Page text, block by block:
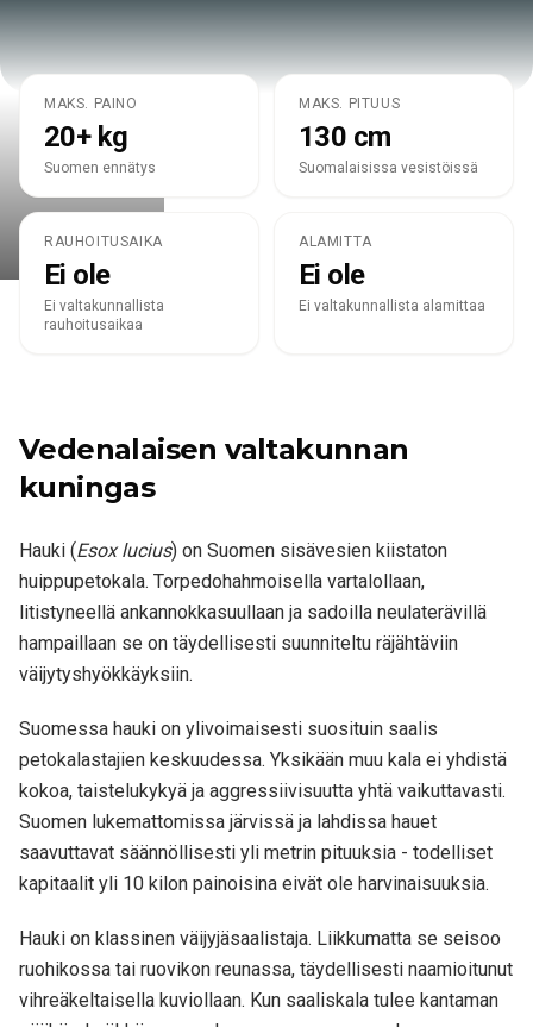
ESOX LUCIUS
Hauki
MAKS. PAINO
20+ kg
Suomen ennätys
MAKS. PITUUS
130 cm
Suomalaisissa vesistöissä
RAUHOITUSAIKA
Ei ole
Ei valtakunnallista
rauhoitusaikaa
ALAMITTA
Ei ole
Ei valtakunnallista alamittaa
Vedenalaisen valtakunnan
kuningas
Hauki (Esox lucius) on Suomen sisävesien kiistaton
huippupetokala. Torpedohahmoisella vartalollaan,
litistyneellä ankannokkasuullaan ja sadoilla neulaterävillä
hampaillaan se on täydellisesti suunniteltu räjähtäviin
väijytyshyökkäyksiin.
Suomessa hauki on ylivoimaisesti suosituin saalis
petokalastajien keskuudessa. Yksikään muu kala ei yhdistä
kokoa, taistelukykyä ja aggressiivisuutta yhtä vaikuttavasti.
Suomen lukemattomissa järvissä ja lahdissa hauet
saavuttavat säännöllisesti yli metrin pituuksia - todelliset
kapitaalit yli 10 kilon painoisina eivät ole harvinaisuuksia.
Hauki on klassinen väijyjäsaalistaja. Liikkumatta se seisoo
ruohikossa tai ruovikon reunassa, täydellisesti naamioitunut
vihreäkeltaisella kuviollaan. Kun saaliskala tulee kantaman